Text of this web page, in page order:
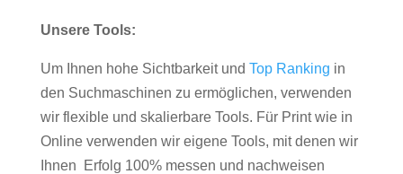
Unsere Tools:
Um Ihnen hohe Sichtbarkeit und Top Ranking in
den Suchmaschinen zu ermöglichen, verwenden
wir flexible und skalierbare Tools. Für Print wie in
Online verwenden wir eigene Tools, mit denen wir
Ihnen Erfolg 100% messen und nachweisen